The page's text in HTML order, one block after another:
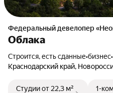
Федеральный девелопер
Облака
Строится, есть сданные•бизнес•
Краснодарский край,
Студииот 22,3 м²
1-